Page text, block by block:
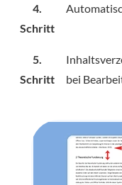
4.
Schritt
5.
Schritt
bei